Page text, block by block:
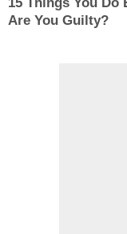
Are You Guilty?